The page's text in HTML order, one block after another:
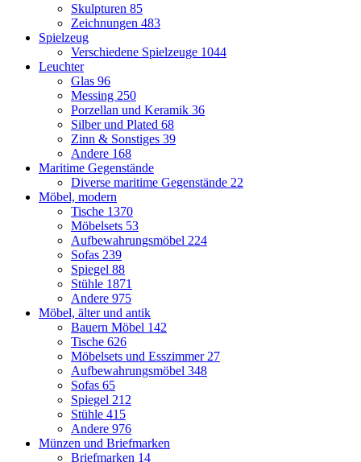
Skulpturen 85
Zeichnungen 483
Spielzeug
Verschiedene Spielzeuge 1044
Leuchter
Glas 96
Messing 250
Porzellan und Keramik 36
Silber und Plated 68
Zinn & Sonstiges 39
Andere 168
Maritime Gegenstände
Diverse maritime Gegenstände 22
Möbel, modern
Tische 1370
Möbelsets 53
Aufbewahrungsmöbel 224
Sofas 239
Spiegel 88
Stühle 1871
Andere 975
Möbel, älter und antik
Bauern Möbel 142
Tische 626
Möbelsets und Esszimmer 27
Aufbewahrungsmöbel 348
Sofas 65
Spiegel 212
Stühle 415
Andere 976
Münzen und Briefmarken
Briefmarken 14